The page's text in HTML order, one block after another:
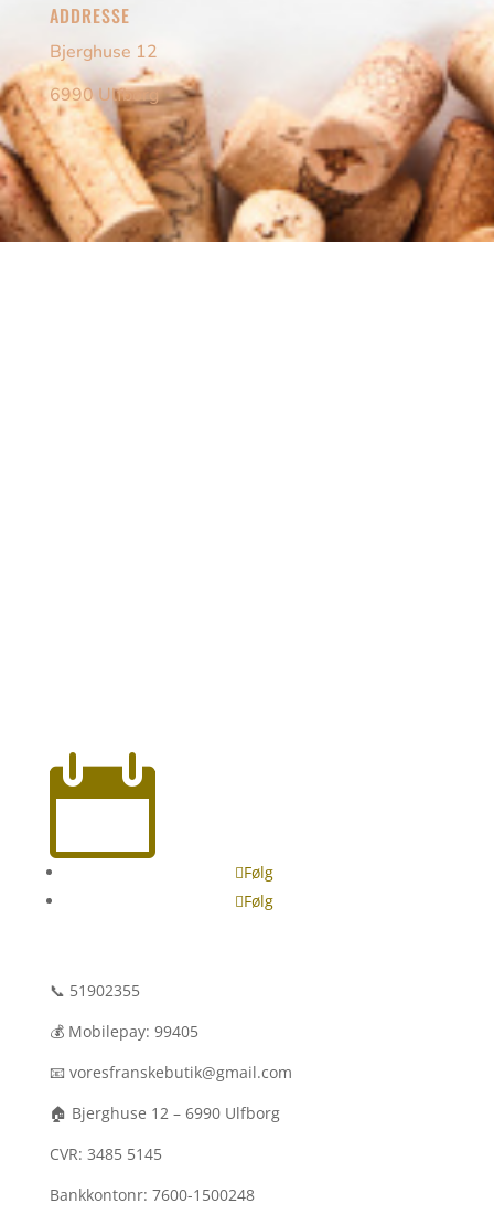
ADDRESSE
Bjerghuse 12
6990 Ulfborg

Følg
Følg
📞 51902355
💰 Mobilepay: 99405
📧 voresfranskebutik@gmail.com
🏠 Bjerghuse 12 – 6990 Ulfborg
CVR: 3485 5145
Bankkontonr: 7600-1500248